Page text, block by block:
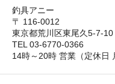
釣具アニー
〒 116-0012
東京都荒川区東尾久5-7-
TEL 03-6770-0366
14時～20時 営業（定休日